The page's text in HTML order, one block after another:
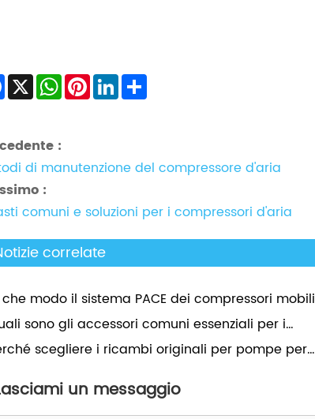
Facebook
X WhatsApp
Pinterest
LinkedIn
:
di manutenzione del compressore d'aria
:
comuni e soluzioni per i compressori d'aria
correlate
che modo il sistema PACE dei compressori mobili
Copco consente regolazioni della pressione di 0,1
sono gli accessori comuni essenziali per i
d'aria Atlas e perché sono importanti?
scegliere i ricambi originali per pompe per
un messaggio